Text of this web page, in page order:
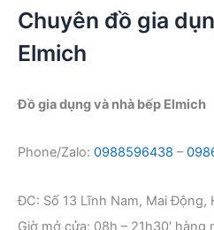
Chuyên đồ gia
Elmich
Đồ gia dụng và nhà bếp Elmich
Phone/Zalo: 0988596438 –
ĐC: Số 13 Lĩnh Nam, Mai Động,
Giờ mở cửa: 08h – 21h30′ hàng